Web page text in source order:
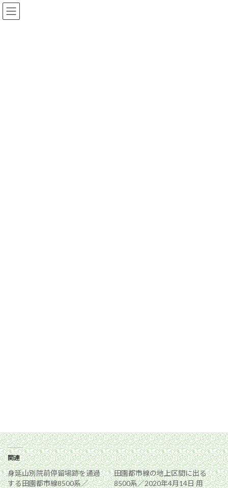
コ
ン
ナ
ビ
関連
身延山別院前停留場跡を通過
する田園都市線8500系／
田園都市線の地上区間に出る
8500系／2020年4月14日 用